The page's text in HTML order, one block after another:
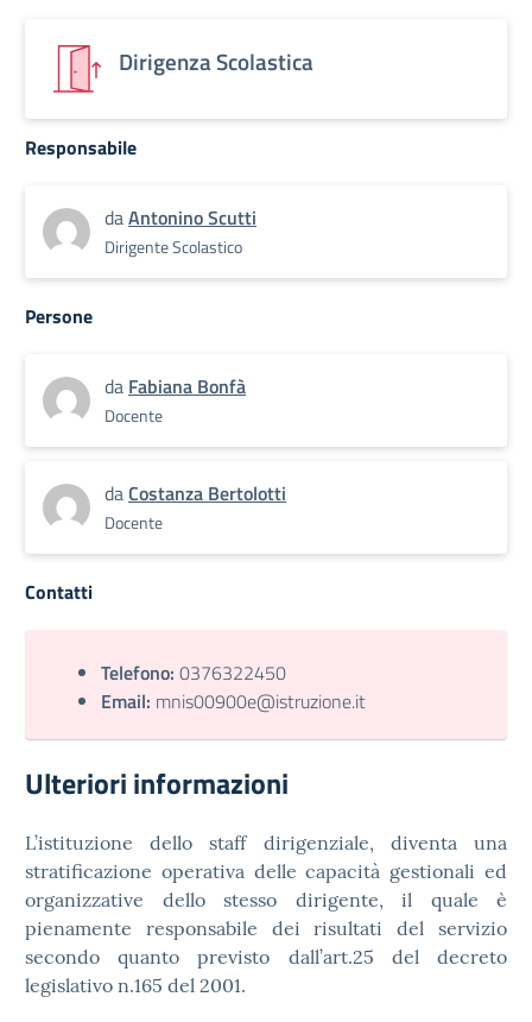
Dirigenza Scolastica
Responsabile
daAntonino Scutti
Dirigente Scolastico
Persone
da Fabiana Bonfà
Docente
daCostanza Bertolotti
Docente
Contatti
Telefono: 0376322450
Email: mnis00900e@istruzione.it
Ulteriori informazioni
L’istituzione dello staff dirigenziale, diventa una
stratificazione operativa delle capacità gestionali ed
organizzative dello stesso dirigente, il quale è
pienamente responsabile dei risultati del servizio
secondo quanto previsto dall’art.25 del decreto
legislativo n.165 del 2001.